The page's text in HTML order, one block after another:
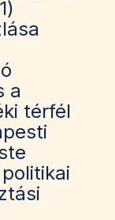
a
térfél